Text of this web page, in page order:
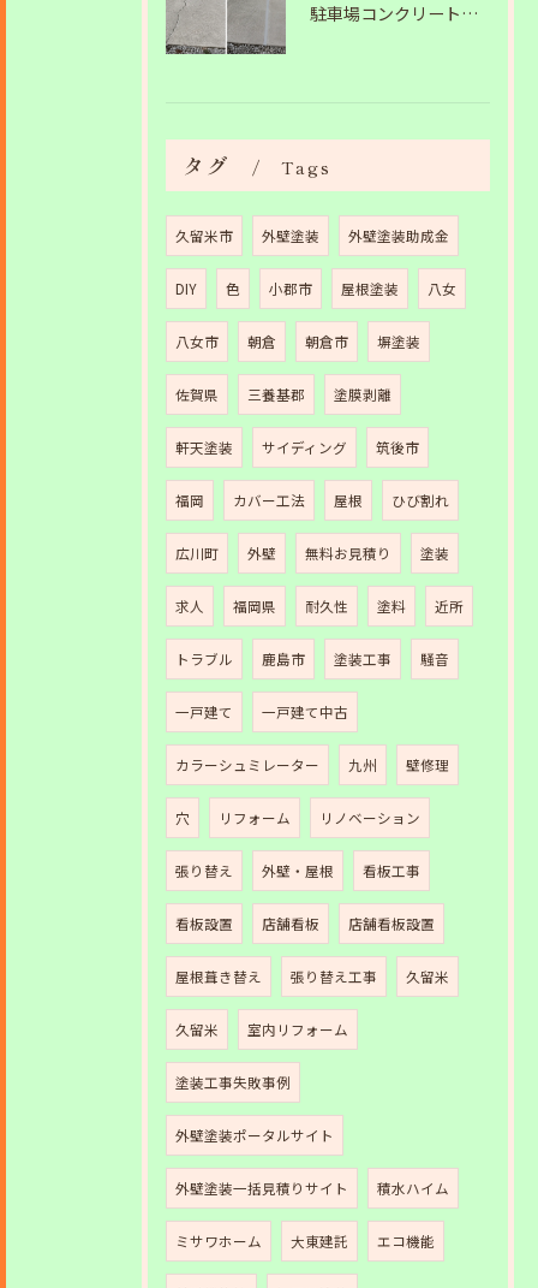
駐車場コンクリートのひび割れは放置NG？原因と補修工事の施工事例を紹介
タグ Tags
久留米市 外壁塗装 外壁塗装助成金
DIY 色 小郡市 屋根塗装 八女
八女市 朝倉 朝倉市 塀塗装
佐賀県 三養基郡 塗膜剥離
軒天塗装 サイディング 筑後市
福岡 カバー工法 屋根 ひび割れ
広川町 外壁 無料お見積り 塗装
求人 福岡県 耐久性 塗料 近所
トラブル 鹿島市 塗装工事 騒音
一戸建て 一戸建て中古
カラーシュミレーター 九州 壁修理
穴 リフォーム リノベーション
張り替え 外壁・屋根 看板工事
看板設置 店舗看板 店舗看板設置
屋根葺き替え 張り替え工事 久留米
久留米 室内リフォーム
塗装工事失敗事例
外壁塗装ポータルサイト
外壁塗装一括見積りサイト 積水ハイム
ミサワホーム 大東建託 エコ機能